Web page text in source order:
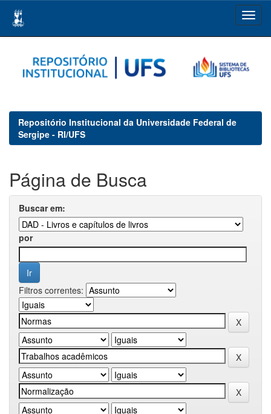
navigation
Repositório Institucional da Universidade Federal de
Sergipe - RI/UFS
Página de Busca
Buscar em:
por
Filtros correntes: